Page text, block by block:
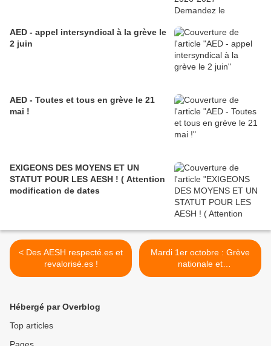
AED - appel intersyndical à la grève le
2 juin
AED - Toutes et tous en grève le 21
mai !
EXIGEONS DES MOYENS ET UN
STATUT POUR LES AESH ! ( Attention
modification de dates
< Des AESH respecté.es et
revalorisé.es !
Mardi 1er octobre : Grève
nationale et
interprofessionnelle >
Hébergé par Overblog
Top articles